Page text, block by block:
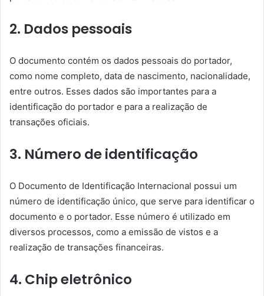
2. Dados pessoais
O documento contém os dados pessoais do portador,
como nome completo, data de nascimento, nacionalidade,
entre outros. Esses dados são importantes para a
identificação do portador e para a realização de
transações oficiais.
3. Número de identificação
O Documento de Identificação Internacional possui um
número de identificação único, que serve para identificar o
documento e o portador. Esse número é utilizado em
diversos processos, como a emissão de vistos e a
realização de transações financeiras.
4. Chip eletrônico